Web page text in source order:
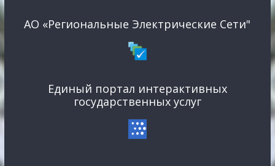
АО «Региональные Электрические Сети"
Единый портал интерактивных
государственных услуг